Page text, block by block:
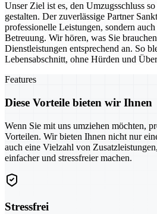
Unser Ziel ist es, den Umzugsschluss
gestalten. Der zuverlässige Partner
professionelle Leistungen, sondern
Betreuung. Wir hören, was Sie
Dienstleistungen entsprechend an. So
Lebensabschnitt, ohne Hürden und
Features
Diese Vorteile bieten wir Ihnen
Wenn Sie mit uns umziehen möchten,
Vorteilen. Wir bieten Ihnen nicht nur
auch eine Vielzahl von
einfacher und stressfreier machen.
Stressfrei